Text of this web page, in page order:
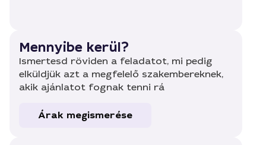
Mennyibe kerül?
Ismertesd röviden a feladatot, mi pedig
elküldjük azt a megfelelő szakembereknek,
akik ajánlatot fognak tenni rá
Árak megismerése